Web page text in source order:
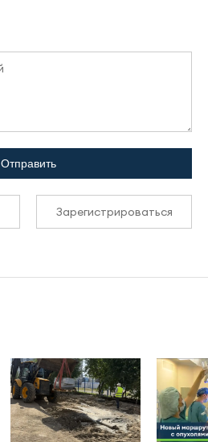
Отправить
Зарегистрироваться